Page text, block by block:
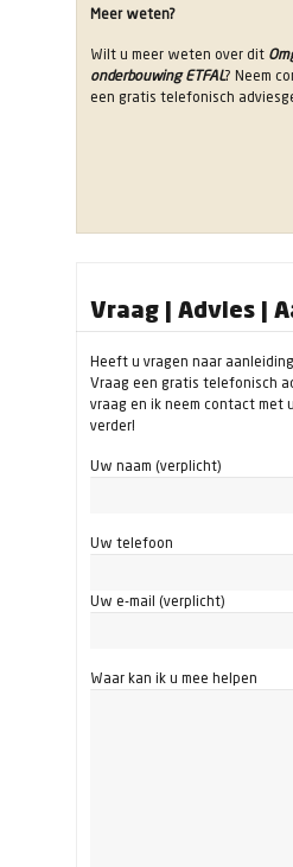
Meer weten?
Wilt u meer weten over dit
onderbouwing ETFAL? Neem
een gratis telefonisch
Vraag | Advies |
Heeft u vragen naar
Vraag een gratis telefonisch
vraag en ik neem contact met
verder!
Uw naam (verplicht)
Uw telefoon
Uw e-mail (verplicht)
Waar kan ik u mee helpen